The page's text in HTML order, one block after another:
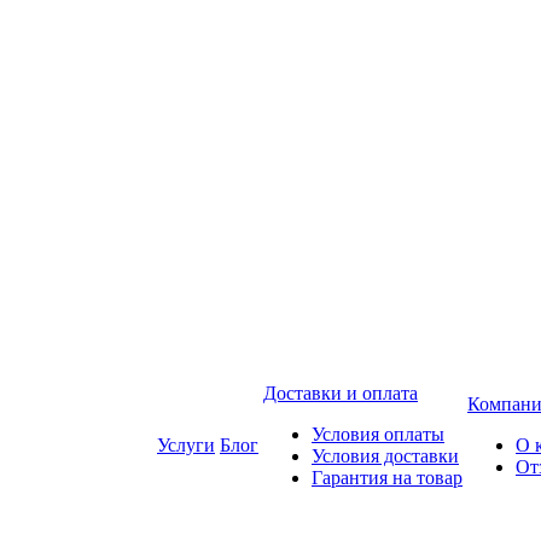
Услуги Блог
Доставки и оплата
Условия оплаты
Условия доставки
Гарантия на товар
О